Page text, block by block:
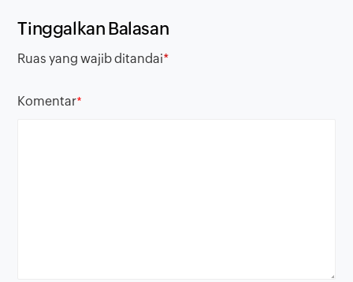
Tinggalkan Balasan
Ruas yang wajib ditandai*
Komentar*